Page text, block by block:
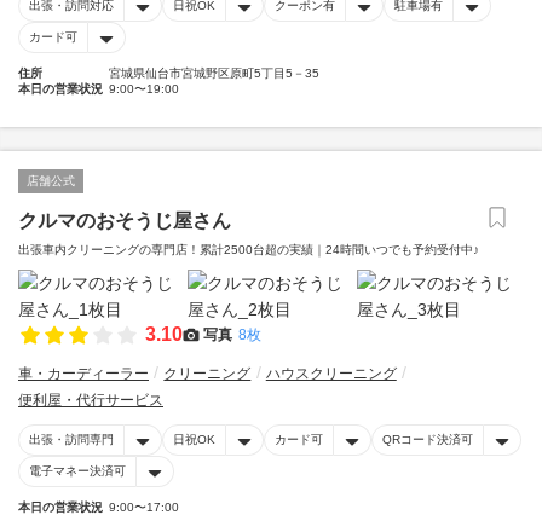
出張・訪問対応 日祝OK クーポン有 駐車場有
カード可
住所
宮城県仙台市宮城野区原町5丁目5－35
本日の営業状況 9:00〜19:00
店舗公式
クルマのおそうじ屋さん
出張車内クリーニングの専門店！累計2500台超の実績｜24時間いつでも予約受付中♪
3.10 写真 8枚
車・カーディーラー クリーニング
ハウスクリーニング
便利屋・代行サービス
出張・訪問専門 日祝OK カード可 QRコード決済可
電子マネー決済可
本日の営業状況 9:00〜17:00